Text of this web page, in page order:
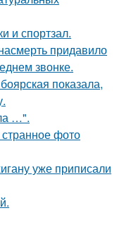
и спортзал.
придавило
звонке.
показала,
…".
фото
уже приписали